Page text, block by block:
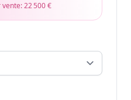
vente:22 500 €